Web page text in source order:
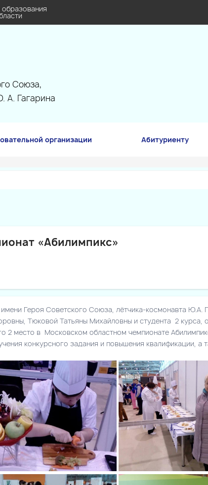
Союза,
А. Гагарина
организации Абитуриенту
«Абилимпикс»
Героя Советского Союза, лётчика-космонавта Ю.А.
Тюковой Татьяны Михайловны и студента 2
2 место в Московском областном чемпионате
конкурсного задания и повышения квалификации, а